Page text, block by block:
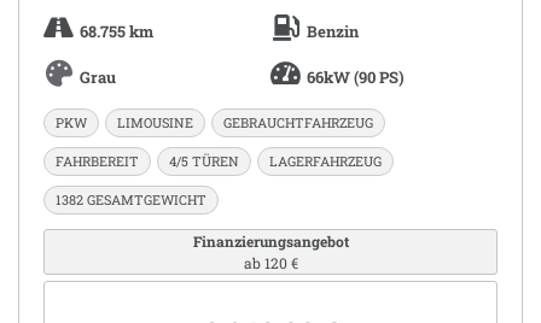
68.755 km Benzin
Grau 66kW (90 PS)
PKW LIMOUSINE GEBRAUCHTFAHRZEUG
FAHRBEREIT 4/5 TÜREN LAGERFAHRZEUG
1382 GESAMTGEWICHT
Finanzierungsangebot
ab 120 €